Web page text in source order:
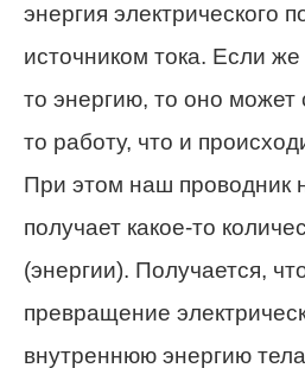
энергия электрического
источником тока. Если
то энергию, то оно может
то работу, что и
При этом наш проводник
получает какое-то
(энергии). Получается,
превращение
внутреннюю энергию